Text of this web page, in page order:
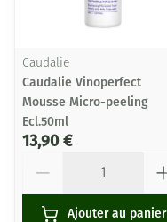
Caudalie
Caudalie Vinoperfect
Mousse Micro-peeling
Ecl.50ml
13,90 €
Ajouter au panier